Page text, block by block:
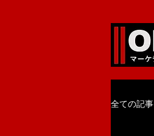
全ての記事